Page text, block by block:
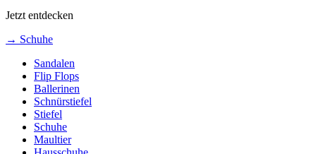
Jetzt entdecken
→ Schuhe
Sandalen
Flip Flops
Ballerinen
Schnürstiefel
Stiefel
Schuhe
Maultier